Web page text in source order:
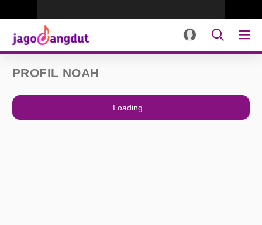
PROFIL NOAH
Loading...